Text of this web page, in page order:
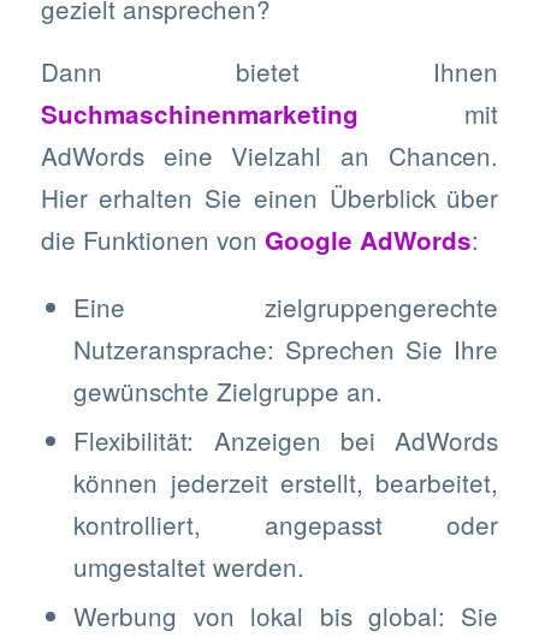
gezielt ansprechen?
Dann bietet Ihnen
Suchmaschinenmarketing mit
AdWords eine Vielzahl an Chancen.
Hier erhalten Sie einen Überblick über
die Funktionen von Google AdWords:
Eine zielgruppengerechte
Nutzeransprache: Sprechen Sie Ihre
gewünschte Zielgruppe an.
Flexibilität: Anzeigen bei AdWords
können jederzeit erstellt, bearbeitet,
kontrolliert, angepasst oder
umgestaltet werden.
Werbung von lokal bis global: Sie